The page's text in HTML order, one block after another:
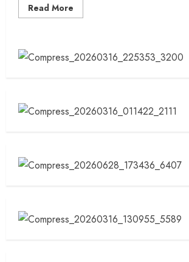
Read More
more
Berhasil
Ungkap
23
Tersangka